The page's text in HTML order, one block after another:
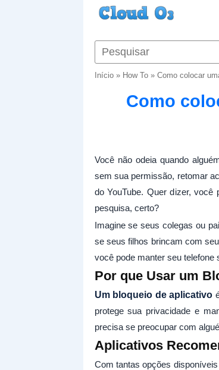
Início» How To» Como colocar
Como
Você não odeia quando
sem sua permissão, retomar
do YouTube. Quer dizer,
pesquisa, certo?
Imagine se seus colegas ou
se seus filhos brincam com
você pode manter seu telefone
Por que Usar um
Um bloqueio de aplicativo
protege sua privacidade e
precisa se preocupar com
Aplicativos
Com tantas opções